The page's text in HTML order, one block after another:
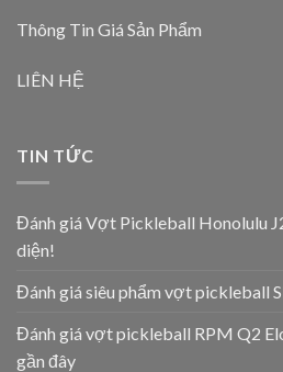
Thông Tin Giá Sản Phẩm
LIÊN HỆ
TIN TỨC
Đánh giá Vợt Pickleball Honolulu
diện!
Đánh giá siêu phẩm vợt pickleball
Đánh giá vợt pickleball RPM Q2
gần đây